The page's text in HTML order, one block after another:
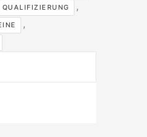
QUALIFIZIERUNG ,
,